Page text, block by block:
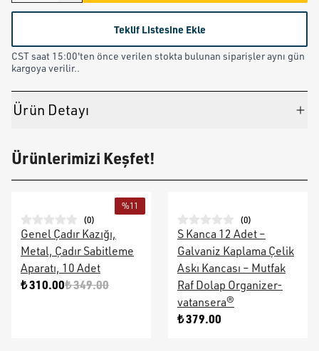
Teklif Listesine Ekle
CST saat 15:00'ten önce verilen stokta bulunan siparişler aynı gün
kargoya verilir..
Ürün Detayı
Ürünlerimizi Keşfet!
%11
(0)
Genel Çadır Kazığı,
Metal, Çadır Sabitleme
Aparatı, 10 Adet
₺ 310.00₺ 349.00
(0)
S Kanca 12 Adet –
Galvaniz Kaplama Çelik
Askı Kancası – Mutfak
Raf Dolap Organizer-
vatansera®
₺ 379.00